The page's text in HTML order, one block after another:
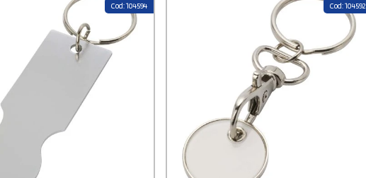
Cod: 104594 Cod: 104592